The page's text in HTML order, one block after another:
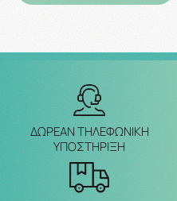
ΔΩΡΕΑΝ ΤΗΛΕΦΩΝΙΚΗ
ΥΠΟΣΤΗΡΙΞΗ